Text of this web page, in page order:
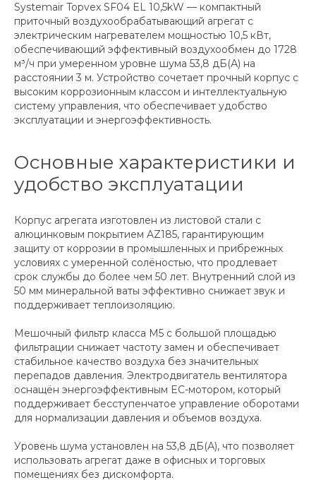
Systemair Topvex SF04 EL 10,5kW — компактный
приточный воздухообрабатывающий агрегат с
электрическим нагревателем мощностью 10,5 кВт,
обеспечивающий эффективный воздухообмен до 1728
м³/ч при умеренном уровне шума 53,8 дБ(А) на
расстоянии 3 м. Устройство сочетает прочный корпус с
высоким коррозионным классом и интеллектуальную
систему управления, что обеспечивает удобство
эксплуатации и энергоэффективность.
Основные характеристики и
удобство эксплуатации
Корпус агрегата изготовлен из листовой стали с
алюцинковым покрытием AZ185, гарантирующим
защиту от коррозии в промышленных и прибрежных
условиях с умеренной солёностью, что продлевает
срок службы до более чем 50 лет. Внутренний слой из
50 мм минеральной ваты эффективно снижает звук и
поддерживает теплоизоляцию.
Мешочный фильтр класса M5 с большой площадью
фильтрации снижает частоту замен и обеспечивает
стабильное качество воздуха без значительных
перепадов давления. Электродвигатель вентилятора
оснащён энергоэффективным EC-мотором, который
поддерживает бесступенчатое управление оборотами
для нормализации давления и объемов воздуха.
Уровень шума установлен на 53,8 дБ(А), что позволяет
использовать агрегат даже в офисных и торговых
помещениях без дискомфорта.